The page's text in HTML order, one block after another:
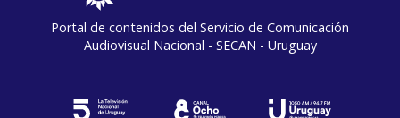
Portal de contenidos del Servicio de Comunicación
Audiovisual Nacional - SECAN - Uruguay